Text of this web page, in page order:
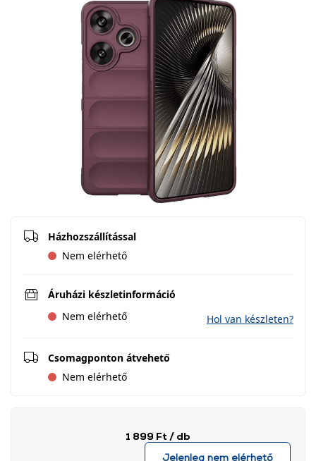
Házhozszállítással
Nem elérhető
Áruházi készletinformáció
Nem elérhető
Hol van készleten?
Csomagponton átvehető
Nem elérhető
1 899 Ft / db
Jelenleg nem elérhető